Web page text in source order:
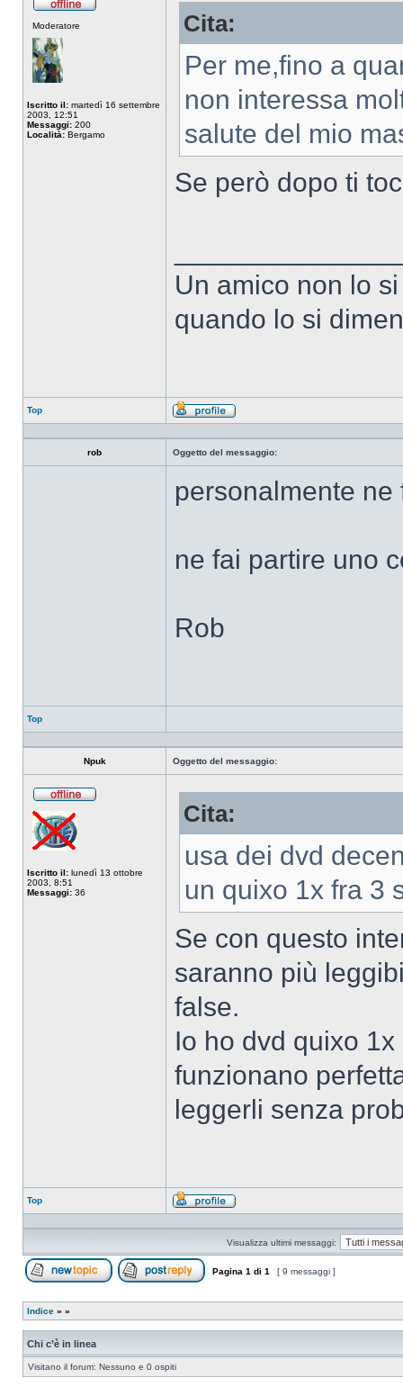
Moderatore
Iscritto il: martedì 16 settembre
2003, 12:51
Messaggi: 200
Località: Bergamo
Cita:
Per me,fino a
non interessa
salute del mio
Se però dopo ti
Un amico non lo
quando lo si
Top
Profilo
rob Oggetto del messaggio:
personalmente
ne fai partire uno
Rob
Top
Npuk Oggetto del messaggio:
Iscritto il: lunedì 13 ottobre
2003, 8:51
Messaggi: 36
Cita:
usa dei dvd
un quixo 1x fra 3
Se con questo
saranno più
false.
Io ho dvd quixo
funzionano
leggerli senza
Top
Profilo
Visualizza ultimi messaggi:
Pagina 1 di 1 [ 9 messaggi ]
Indice » »
Chi c’è in linea
Visitano il forum: Nessuno e 0 ospiti